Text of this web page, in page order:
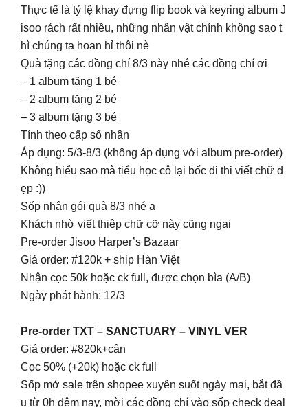
Thực tế là tỷ lệ khay đựng flip book và keyring album J
isoo rách rất nhiều, những nhân vật chính không sao t
hì chúng ta hoan hỉ thôi nè
Quà tặng các đồng chí 8/3 này nhé các đồng chí ơi
– 1 album tặng 1 bé
– 2 album tặng 2 bé
– 3 album tặng 3 bé
Tính theo cấp số nhân
Áp dụng: 5/3-8/3 (không áp dụng với album pre-order)
Không hiểu sao mà tiểu học cô lại bốc đi thi viết chữ đ
ẹp :))
Sốp nhận gói quà 8/3 nhé ạ
Khách nhờ viết thiệp chữ cỡ này cũng ngại
Pre-order Jisoo Harper’s Bazaar
Giá order: #120k + ship Hàn Việt
Nhận cọc 50k hoặc ck full, được chọn bìa (A/B)
Ngày phát hành: 12/3
Pre-order TXT – SANCTUARY – VINYL VER
Giá order: #820k+cân
Cọc 50% (+20k) hoặc ck full
Sốp mở sale trên shopee xuyên suốt ngày mai, bắt đầ
u từ 0h đêm nay, mời các đồng chí vào sốp check deal